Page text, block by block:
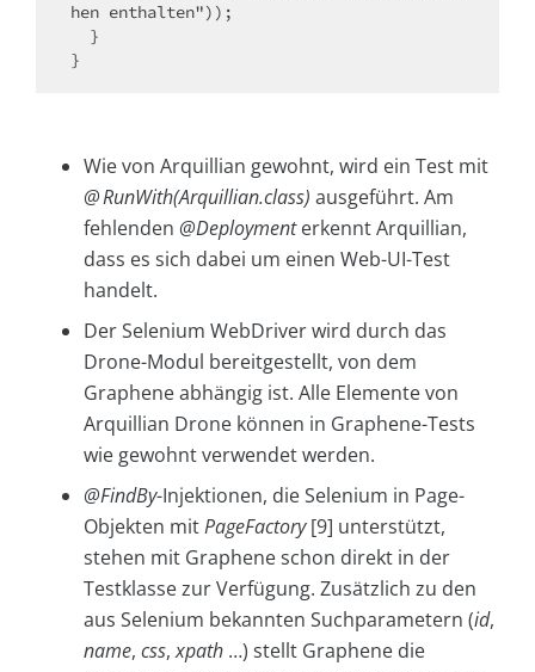
hen enthalten"));
}
Wie von Arquillian gewohnt, wird ein Test mit
@ Run­With(Ar­quillian.class) ausgeführt. Am
fehlenden @Deploymenterkennt Arquillian,
dass es sich dabei um einen Web-UI-Test
handelt.
Der Selenium WebDriver wird durch das
Drone-Modul bereitgestellt, von dem
Graphene abhängig ist. Alle Elemente von
Arquillian Drone können in Graphene-Tests
wie gewohnt verwendet werden.
@FindBy-Injektionen, die Selenium in Page-
Objekten mitPageFactory[9] unterstützt,
stehen mit Graphene schon direkt in der
Testklasse zur Verfügung. Zusätzlich zu den
aus Selenium bekannten Suchparametern (id,
name, css,xpath …) stellt Graphene die